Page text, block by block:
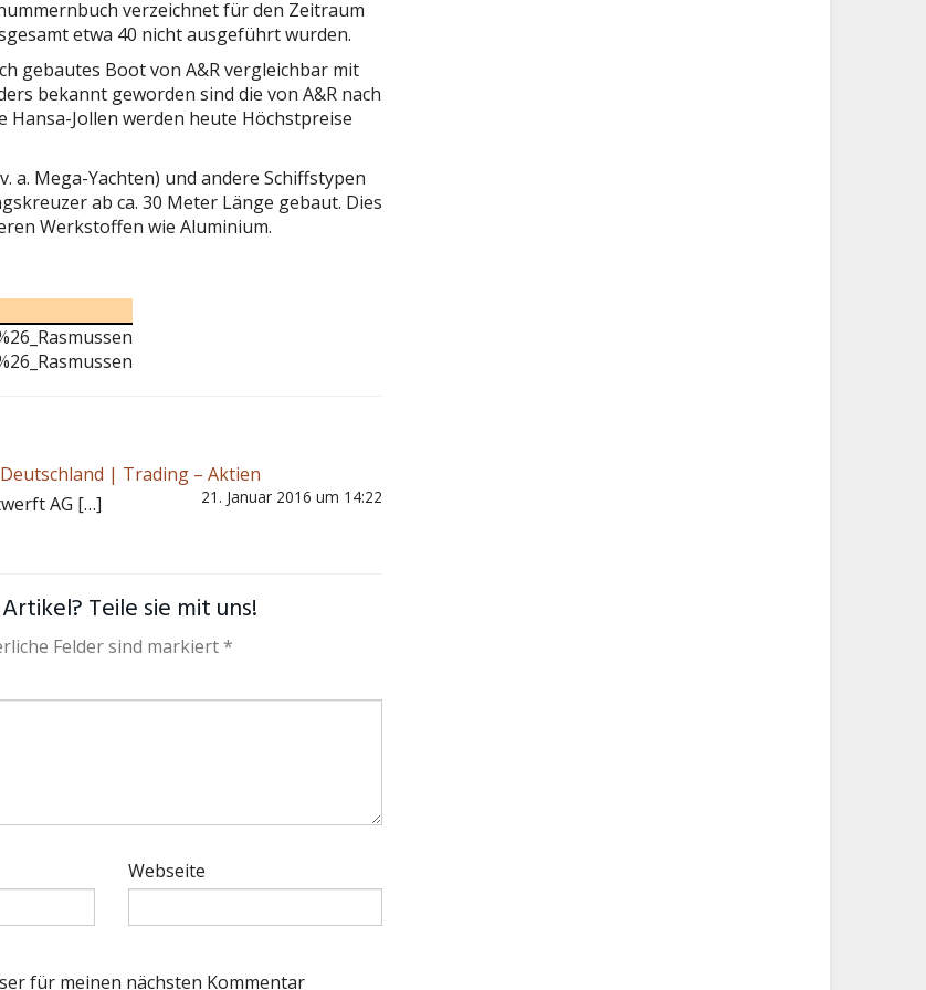
verzeichnet für den Zeitraum
etwa 40 nicht ausgeführt wurden.
gebautes Boot von A&R vergleichbar mit
bekannt geworden sind die von A&R nach
Jollen werden heute Höchstpreise
Mega-Yachten) und andere Schiffstypen
ab ca. 30 Meter Länge gebaut. Dies
Werkstoffen wie Aluminium.
| Trading – Aktien
21. Januar 2016 um 14:22
AG […]
Teile sie mit uns!
Felder sind markiert *
Webseite
für meinen nächsten Kommentar